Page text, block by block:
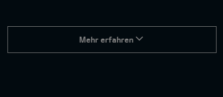
Mehr erfahren